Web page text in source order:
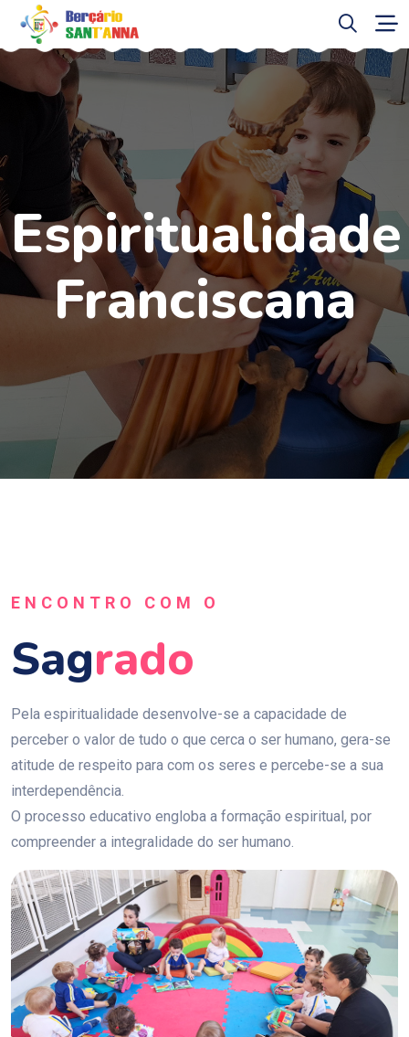
Espiritualidade
Franciscana
ENCONTRO COM O
SagRado
Pela espiritualidade desenvolve-se a capacidade de
perceber o valor de tudo o que cerca o ser humano, gera-se
atitude de respeito para com os seres e percebe-se a sua
interdependência.
O processo educativo engloba a formação espiritual, por
compreender a integralidade do ser humano.